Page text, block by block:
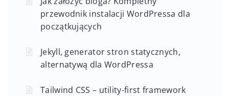
przewodnik instalacji WordPressa dla
początkujących
Jekyll, generator stron statycznych,
alternatywą dla WordPressa
Tailwind CSS – utility-first framework